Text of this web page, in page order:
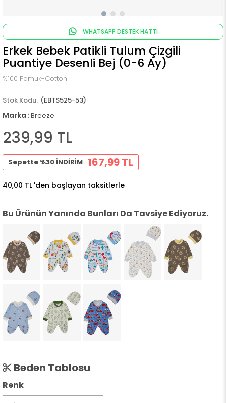
WHATSAPP DESTEK HATTI
Erkek Bebek Patikli Tulum Çizgili
Puantiye Desenli Bej (0-6 Ay)
%100 Pamuk-Cotton
(EBTS525-53)
Marka : Breeze
239,99 TL
Sepette %30 İNDİRİM 167,99 TL
40,00 TL 'den başlayan taksitlerle
Bu Ürünün Yanında Bunları Da Tavsiye Ediyoruz.
Beden Tablosu
Renk